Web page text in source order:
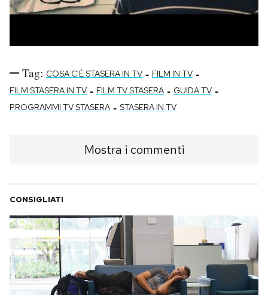
Tag: COSA C'È STASERA IN TV - FILM IN TV -
FILM STASERA IN TV - FILM TV STASERA - GUIDA TV -
PROGRAMMI TV STASERA - STASERA IN TV
Mostra i commenti
CONSIGLIATI